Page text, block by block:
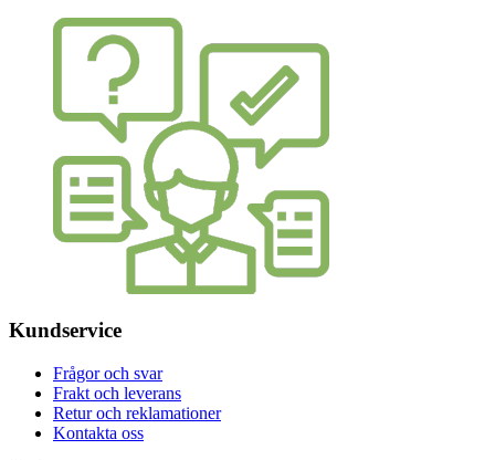
Kundservice
Frågor och svar
Frakt och leverans
Retur och reklamationer
Kontakta oss